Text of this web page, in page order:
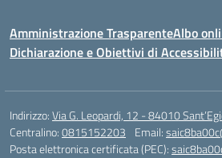
Amministrazione TrasparenteAlbo
Dichiarazione e Obiettivi di
Indirizzo:Via G. Leopardi, 12 - 84010
Centralino:0815152203 Email:
Posta elettronica certificata (PEC):